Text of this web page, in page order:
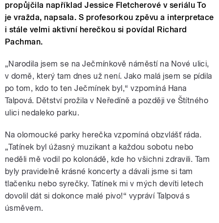
propůjčila například Jessice Fletcherové v seriálu To
je vražda, napsala. S profesorkou zpěvu a interpretace
i stále velmi aktivní herečkou si povídal Richard
Pachman.
„Narodila jsem se na Ječmínkově náměstí na Nové ulici,
v domě, který tam dnes už není. Jako malá jsem se pídila
po tom, kdo to ten Ječmínek byl,“ vzpomíná Hana
Talpová. Dětství prožila v Neředíně a později ve Štítného
ulici nedaleko parku.
Na olomoucké parky herečka vzpomíná obzvlášť ráda.
„Tatínek byl úžasný muzikant a každou sobotu nebo
neděli mě vodil po kolonádě, kde ho všichni zdravili. Tam
byly pravidelně krásné koncerty a dávali jsme si tam
tlačenku nebo syrečky. Tatínek mi v mých devíti letech
dovolil dát si dokonce malé pivo!“ vypráví Talpová s
úsměvem.